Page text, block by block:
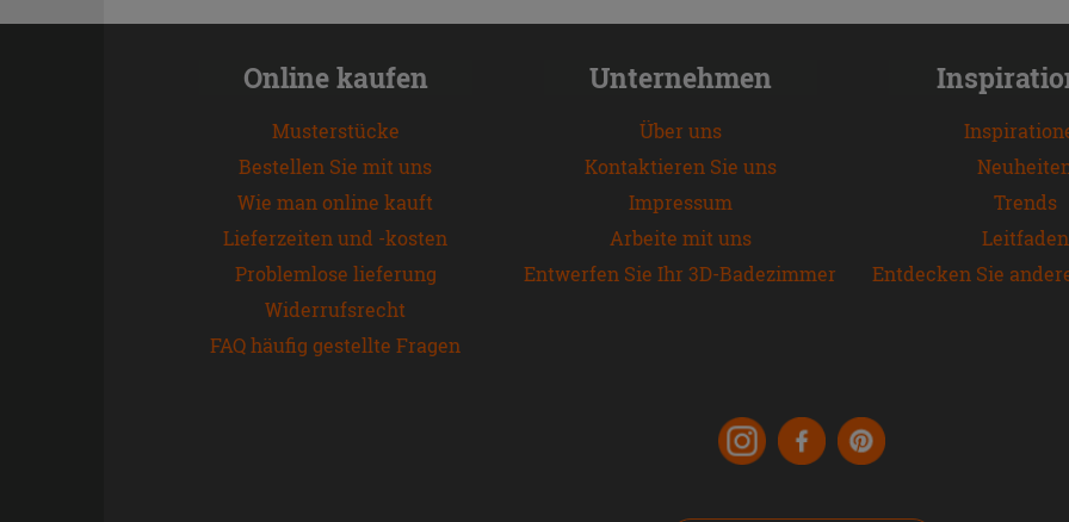
Online kaufen
Musterstücke
Bestellen Sie mit uns
Wie man online kauft
Lieferzeiten und -kosten
Problemlose lieferung
Widerrufsrecht
FAQ häufig gestellte Fragen
Unternehmen
Über uns
Kontaktieren Sie uns
Impressum
Arbeite mit uns
Entwerfen Sie Ihr 3D-Badezimmer
Trends
Leitfaden
Entdecken Sie